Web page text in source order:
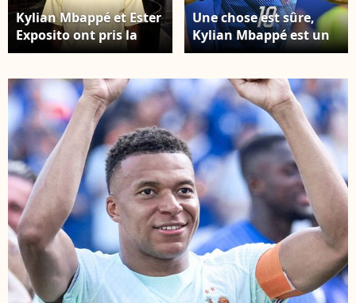
Kylian Mbappé et Ester
Exposito ont pris la
pose dans la boutique
Capture d'écran
Instagram
Une chose est sûre,
Kylian Mbappé est un
homme épanoui
entre la France et
l’Angleterre, comptant
pour la rencontre de
classement pour la 3e
place de la Coupe du
monde de la FIFA 2026,
disputé au Miami
Stadium, à Miami. ©
SPP / Psnewz /
Bestimage